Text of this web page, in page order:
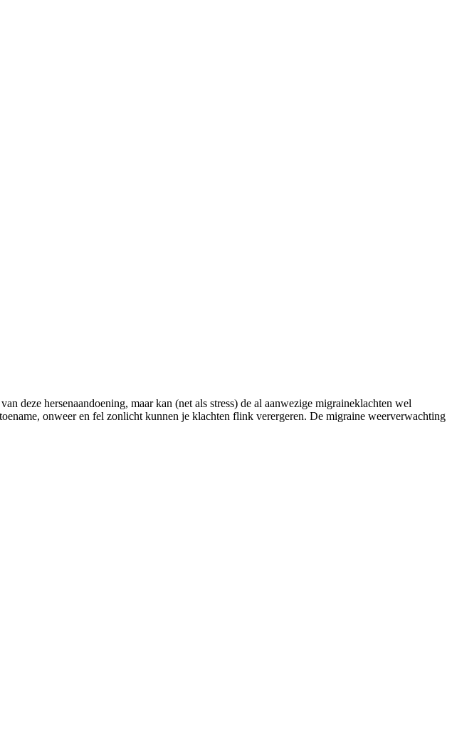
deze hersenaandoening, maar kan (net als stress) de al aanwezige migraineklachten wel
onweer en fel zonlicht kunnen je klachten flink verergeren. De migraine weerverwachting